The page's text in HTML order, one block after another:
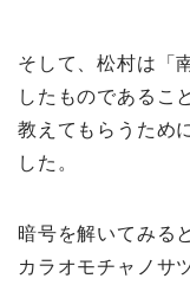
そして、松村は「
したものであるこ
教えてもらうため
した。
暗号を解いてみる
カラオモチャノサ